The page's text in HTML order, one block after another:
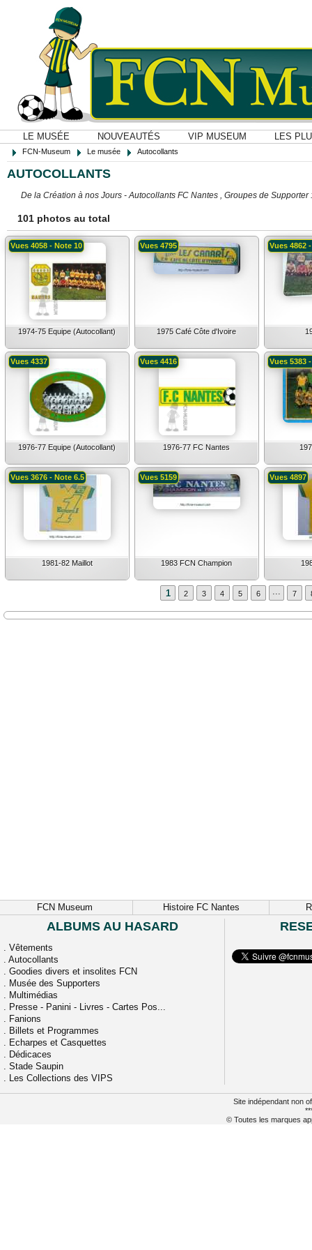
LE MUSÉE NOUVEAUTÉS VIP MUSEUM LES
FCN-Museum Le musée Autocollants
AUTOCOLLANTS
De la Création à nos Jours - Autocollants FC Nantes , Groupes de
101 photos au total
1974-75 Equipe (Autocollant)
Vues 4058 - Note 10
1975 Café Côte d'Ivoire
Vues 4795 Vues 4862
1976-77 Equipe (Autocollant)
Vues 4337
1976-77 FC Nantes
Vues 4416 Vues 5383
1981-82 Maillot
Vues 3676 - Note 6.5
1983 FCN Champion
Vues 5159 Vues 4897
1 2 3 4 5 6 ... 7
FCN Museum Histoire FC Nantes
ALBUMS AU HASARD
. Vêtements
. Autocollants
. Goodies divers et insolites FCN
. Musée des Supporters
. Multimédias
. Presse - Panini - Livres - Cartes Pos...
. Fanions
. Billets et Programmes
. Echarpes et Casquettes
. Dédicaces
. Stade Saupin
. Les Collections des VIPS
Site indépendant non
© Toutes les marques